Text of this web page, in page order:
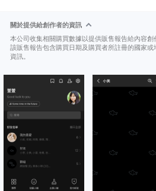
關於提供給創作者的資訊
本公司收集相關購買數據以提供販售報告給內容創
該販售報告包含購買日期及購買者所註冊的國家
資訊。